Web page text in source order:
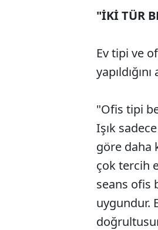
"İKİ TÜR
Ev tipi ve
"Ofis tipi
Işık
göre daha
çok tercih
seans ofis
uygundur.